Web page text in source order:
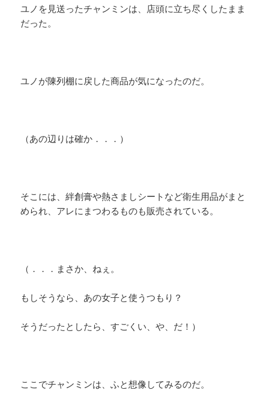
ユノを見送ったチャンミンは、店頭に立ち尽くしたまま
だった。
ユノが陳列棚に戻した商品が気になったのだ。
（あの辺りは確か．．．）
そこには、絆創膏や熱さましシートなど衛生用品がまと
められ、アレにまつわるものも販売されている。
（．．．まさか、ねぇ。
もしそうなら、あの女子と使うつもり？
そうだったとしたら、すごくい、や、だ！）
ここでチャンミンは、ふと想像してみるのだ。